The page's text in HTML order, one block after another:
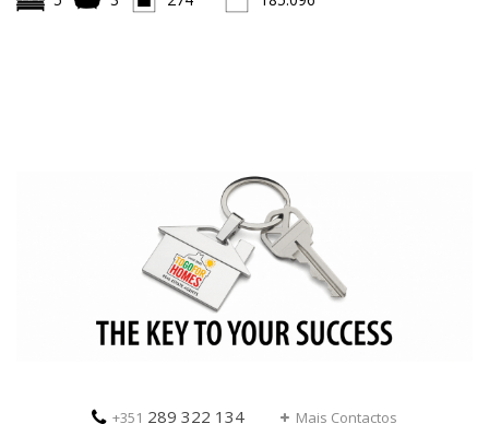
+351 289 322 134 Mais Contactos